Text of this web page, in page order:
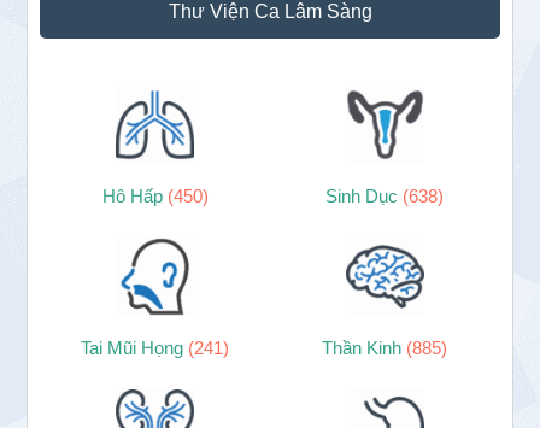
Thư Viện Ca Lâm Sàng
Hô Hấp (450) Sinh Dục (638)
Tai Mũi Họng (241) Thần Kinh (885)